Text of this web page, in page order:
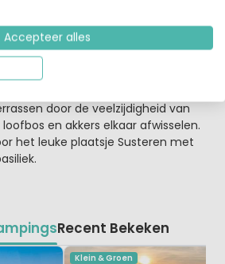
in Limburg
met de vele restaurants, gezellige
en wandelpaden
door de veelzijdigheid van
en akkers elkaar afwisselen.
het leuke plaatsje Susteren met
Recent Bekeken
Klein & Groen
Accepteer alles